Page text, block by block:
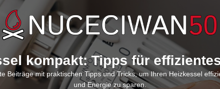
to
the
content
kompakt: Tipps für
Beiträge mit praktischen Tipps und Tricks, um Ihren Heizkessel
und Energie zu sparen.